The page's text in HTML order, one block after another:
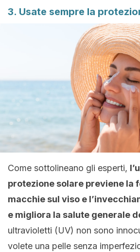
3. Usate sempre la
Come sottolineano gli esperti,
protezione solare previene la
macchie sul viso e
e migliora la salute generale
ultravioletti (UV) non sono
volete una pelle senza